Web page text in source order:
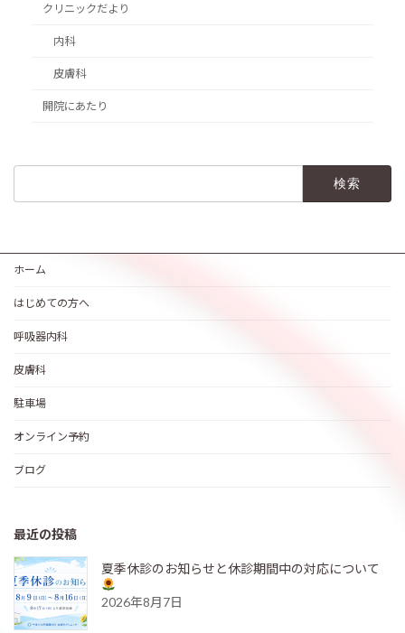
クリニックだより
内科
皮膚科
開院にあたり
ホーム
はじめての方へ
呼吸器内科
皮膚科
駐車場
オンライン予約
ブログ
最近の投稿
夏季休診のお知らせと休診期間中の対応について
2026年8月7日